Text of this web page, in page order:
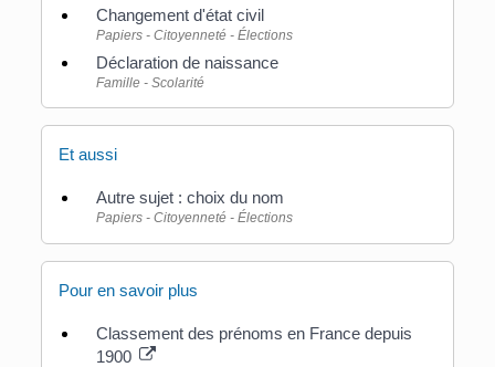
Changement d'état civil
Papiers - Citoyenneté - Élections
Déclaration de naissance
Famille - Scolarité
Et aussi
Autre sujet : choix du nom
Papiers - Citoyenneté - Élections
Pour en savoir plus
Classement des prénoms en France depuis
1900